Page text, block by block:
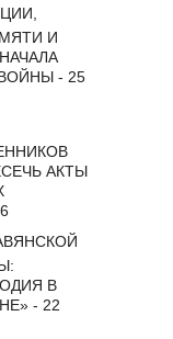
И
- 25
АКТЫ
В
- 22